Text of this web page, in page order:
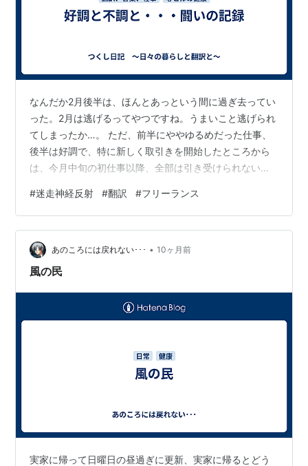
なんだか2月後半は、ほんとあっという間に過ぎ去ってい
った。2月は逃げるってやつですね。うまいこと逃げられ
てしまったか…。 ただ、前半にややゆるめだった仕事、
後半は好調で、特に新しく取引きを開始したところから
は、今月中旬の初仕事以降、全部は引き受けられないく
するくらいよい上に、最近では（私が登録している）ほ
とんどの取引先がMTPE（機械で翻訳したものに修正を入
れることによって文書を完成させる方法。得られる報酬
は純粋な翻訳よりも低い場合が多い）や過去訳の再利用
を含めた作業を一気に増やしているにもかかわらず、そ
#迷走神経反射 #翻訳 #フリーランス
あのころには戻れない･･･ • 10ヶ月前
風の民
実家に帰って日曜日の昼過ぎに更新、実家に帰るとどう